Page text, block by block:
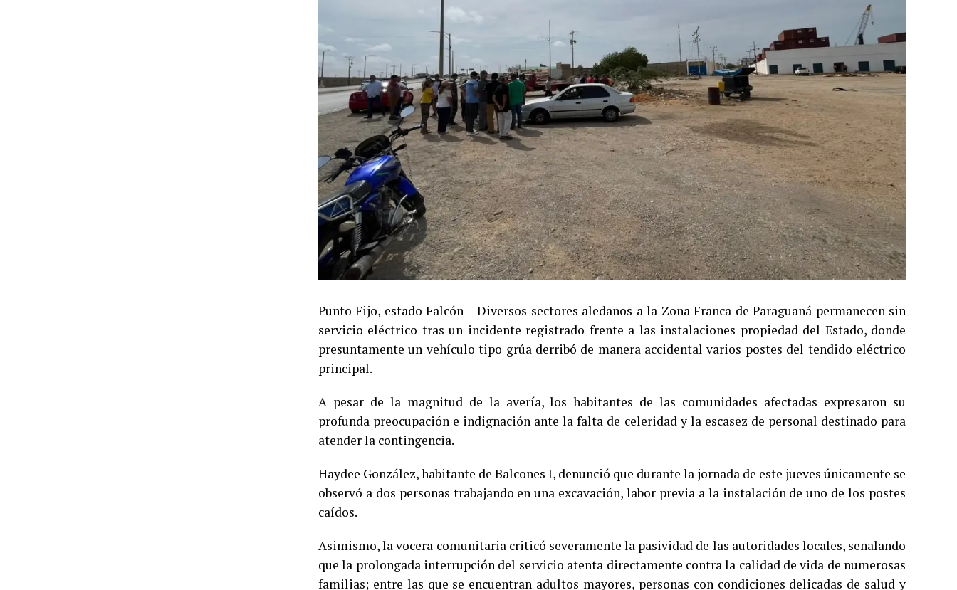
Punto Fijo, estado Falcón – Diversos sectores aledaños a la Zona Franca de Paraguaná permanecen sin
servicio eléctrico tras un incidente registrado frente a las instalaciones propiedad del Estado, donde
presuntamente un vehículo tipo grúa derribó de manera accidental varios postes del tendido eléctrico
principal.
A pesar de la magnitud de la avería, los habitantes de las comunidades afectadas expresaron su
profunda preocupación e indignación ante la falta de celeridad y la escasez de personal destinado para
atender la contingencia.
Haydee González, habitante de Balcones I, denunció que durante la jornada de este jueves únicamente se
observó a dos personas trabajando en una excavación, labor previa a la instalación de uno de los postes
caídos.
Asimismo, la vocera comunitaria criticó severamente la pasividad de las autoridades locales, señalando
que la prolongada interrupción del servicio atenta directamente contra la calidad de vida de numerosas
familias; entre las que se encuentran adultos mayores, personas con condiciones delicadas de salud y